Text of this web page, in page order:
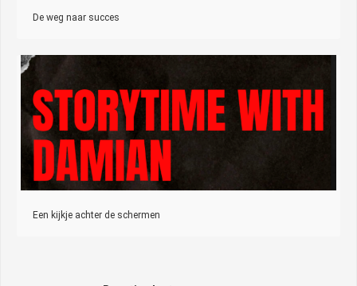
De weg naar succes
Een kijkje achter de schermen